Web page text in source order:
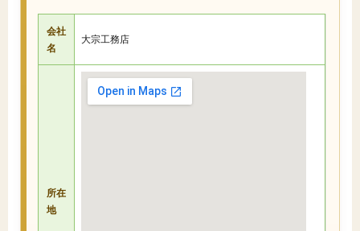
会社
名
大宗工務店
所在
地